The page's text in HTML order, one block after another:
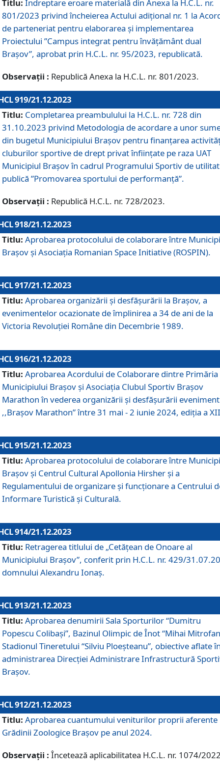
Titlu: Îndreptare eroare materială din Anexa la H.C.L. nr.
801/2023 privind încheierea Actului adițional nr. 1 la
de parteneriat pentru elaborarea și implementarea
Proiectului ”Campus integrat pentru învățământ dual
Brașov”, aprobat prin H.C.L. nr. 95/2023, republicată.
Observații : Republică Anexa la H.C.L. nr. 801/2023.
919/21.12.2023
Titlu: Completarea preambulului la H.C.L. nr. 728 din
31.10.2023 privind Metodologia de acordare a unor
din bugetul Municipiului Brașov pentru finanțarea
cluburilor sportive de drept privat înființate pe raza UAT
Municipiul Brașov în cadrul Programului Sportiv de
publică ”Promovarea sportului de performanță”.
Observații : Republică H.C.L. nr. 728/2023.
918/21.12.2023
Titlu: Aprobarea protocolului de colaborare între
Brașov și Asociația Romanian Space Initiative (ROSPIN).
917/21.12.2023
Titlu: Aprobarea organizării şi desfăşurării la Braşov, a
evenimentelor ocazionate de împlinirea a 34 de ani de la
Victoria Revoluţiei Române din Decembrie 1989.
916/21.12.2023
Titlu: Aprobarea Acordului de Colaborare dintre Primăria
Municipiului Brașov și Asociația Clubul Sportiv Brașov
Marathon în vederea organizării și desfășurării
,,Brașov Marathon” între 31 mai - 2 iunie 2024, ediția a
915/21.12.2023
Titlu: Aprobarea protocolului de colaborare între
Brașov și Centrul Cultural Apollonia Hirsher și a
Regulamentului de organizare și funcționare a Centrului
Informare Turistică și Culturală.
914/21.12.2023
Titlu: Retragerea titlului de „Cetățean de Onoare al
Municipiului Brașov”, conferit prin H.C.L. nr. 429/
domnului Alexandru Ionaș.
913/21.12.2023
Titlu: Aprobarea denumirii Sala Sporturilor “Dumitru
Popescu Colibași”, Bazinul Olimpic de Înot “Mihai
Stadionul Tineretului “Silviu Ploeșteanu”, obiective aflate
administrarea Direcției Administrare Infrastructură
Brașov.
912/21.12.2023
Titlu: Aprobarea cuantumului veniturilor proprii aferente
Grădinii Zoologice Braşov pe anul 2024.
Observații : Încetează aplicabilitatea H.C.L. nr. 1074/